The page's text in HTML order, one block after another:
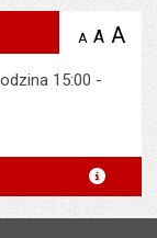
A zmniejsz
A A
15:00 -